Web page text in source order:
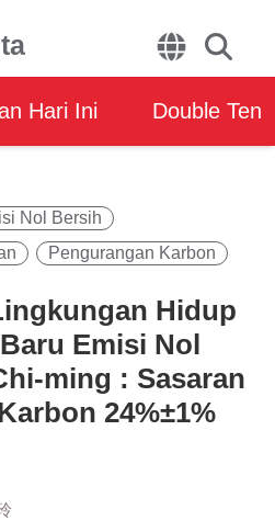
Hari Ini Double Ten
Nol Bersih
Pengurangan Karbon
Hidup
Emisi Nol
ming : Sasaran
24%±1%